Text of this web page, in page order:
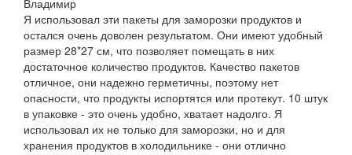
Я использовал эти пакеты для заморозки продуктов и
остался очень доволен результатом. Они имеют удобный
размер 28*27 см, что позволяет помещать в них
достаточное количество продуктов. Качество пакетов
отличное, они надежно герметичны, поэтому нет
опасности, что продукты испортятся или протекут. 10 штук
в упаковке - это очень удобно, хватает надолго. Я
использовал их не только для заморозки, но и для
хранения продуктов в холодильнике - они отлично